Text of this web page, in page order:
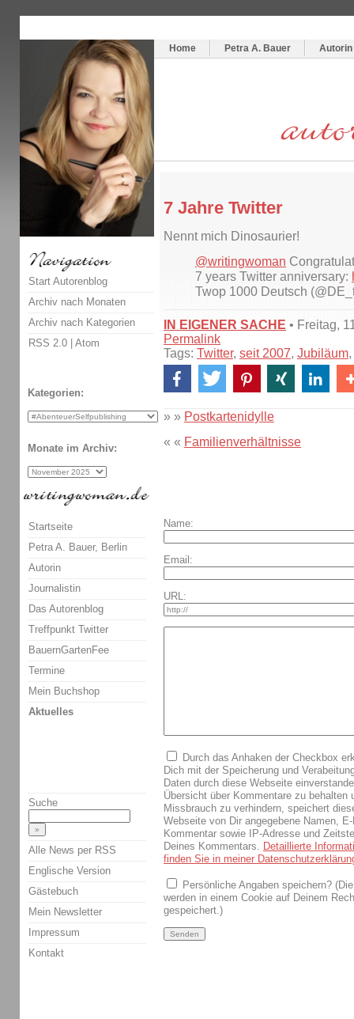
Home
Petra A. Bauer Autorin
7 Jahre Twitter
Nennt mich Dinosaurier!
@writingwoman
7 years Twitter anniversary:
Twop 1000 Deutsch
IN EIGENER SACHE • Freitag,
Permalink
Tags: Twitter, seit 2007, Jubiläum,
» » Postkartenidylle
« « Familienverhältnisse
Name:
Email:
URL:
Durch das Anhaken der Checkbox
Dich mit der Speicherung und
Daten durch diese Webseite
Übersicht über Kommentare zu behalten
Missbrauch zu verhindern, speichert
Webseite von Dir angegebene Namen,
Kommentar sowie IP-Adresse und
Deines Kommentars. Detaillierte
finden Sie in meiner
Persönliche Angaben speichern?
werden in einem Cookie auf Deinem
gespeichert.)
Start Autorenblog
Archiv nach Monaten
Archiv nach Kategorien
RSS 2.0 | Atom
Kategorien:
Monate im Archiv:
Startseite
Petra A. Bauer, Berlin
Autorin
Journalistin
Das Autorenblog
Treffpunkt Twitter
BauernGartenFee
Termine
Mein Buchshop
Aktuelles
Suche
Alle News per RSS
Englische Version
Gästebuch
Mein Newsletter
Impressum
Kontakt